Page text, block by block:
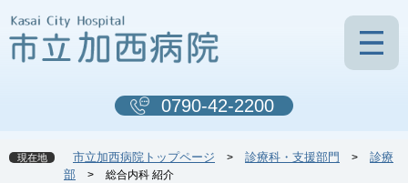
ー
ジ
。
ニ
ュ
て
0790-42-2200
現在地 市立加西病院トップページ > 診療科・支援部門 >
診療
部
> 総合内科 紹介